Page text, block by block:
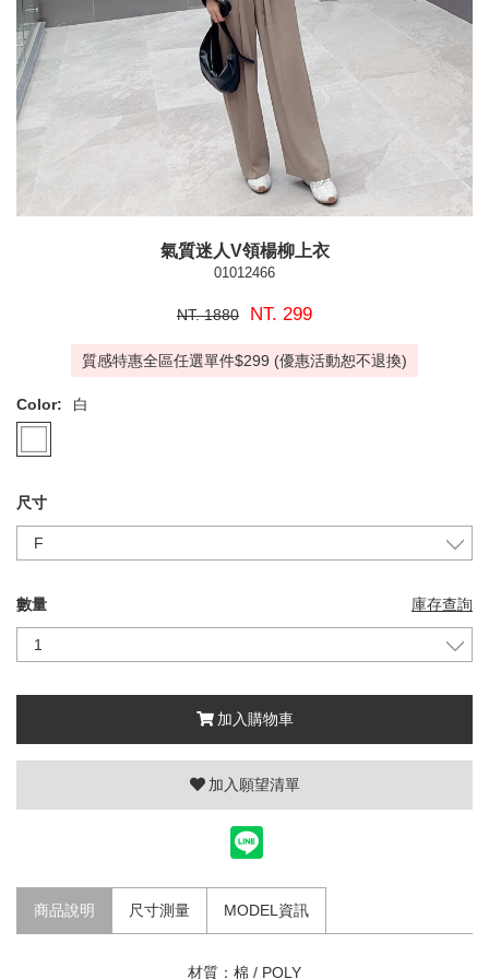
氣質迷人V領楊柳上衣
01012466
NT. 1880 NT. 299
質感特惠全區任選單件$299 (優惠活動恕不退換)
Color: 白
尺寸
數量 庫存查詢
加入購物車
加入願望清單
商品說明 尺寸測量 MODEL資訊
材質：棉 / POLY